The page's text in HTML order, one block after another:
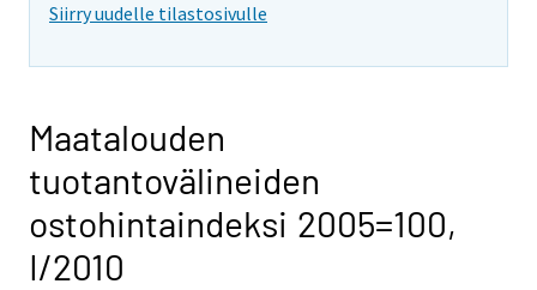
Siirry uudelle tilastosivulle
Maatalouden
tuotantovälineiden
ostohintaindeksi 2005=100,
I/2010